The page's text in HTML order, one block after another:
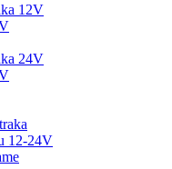
12V
24V
12-24V